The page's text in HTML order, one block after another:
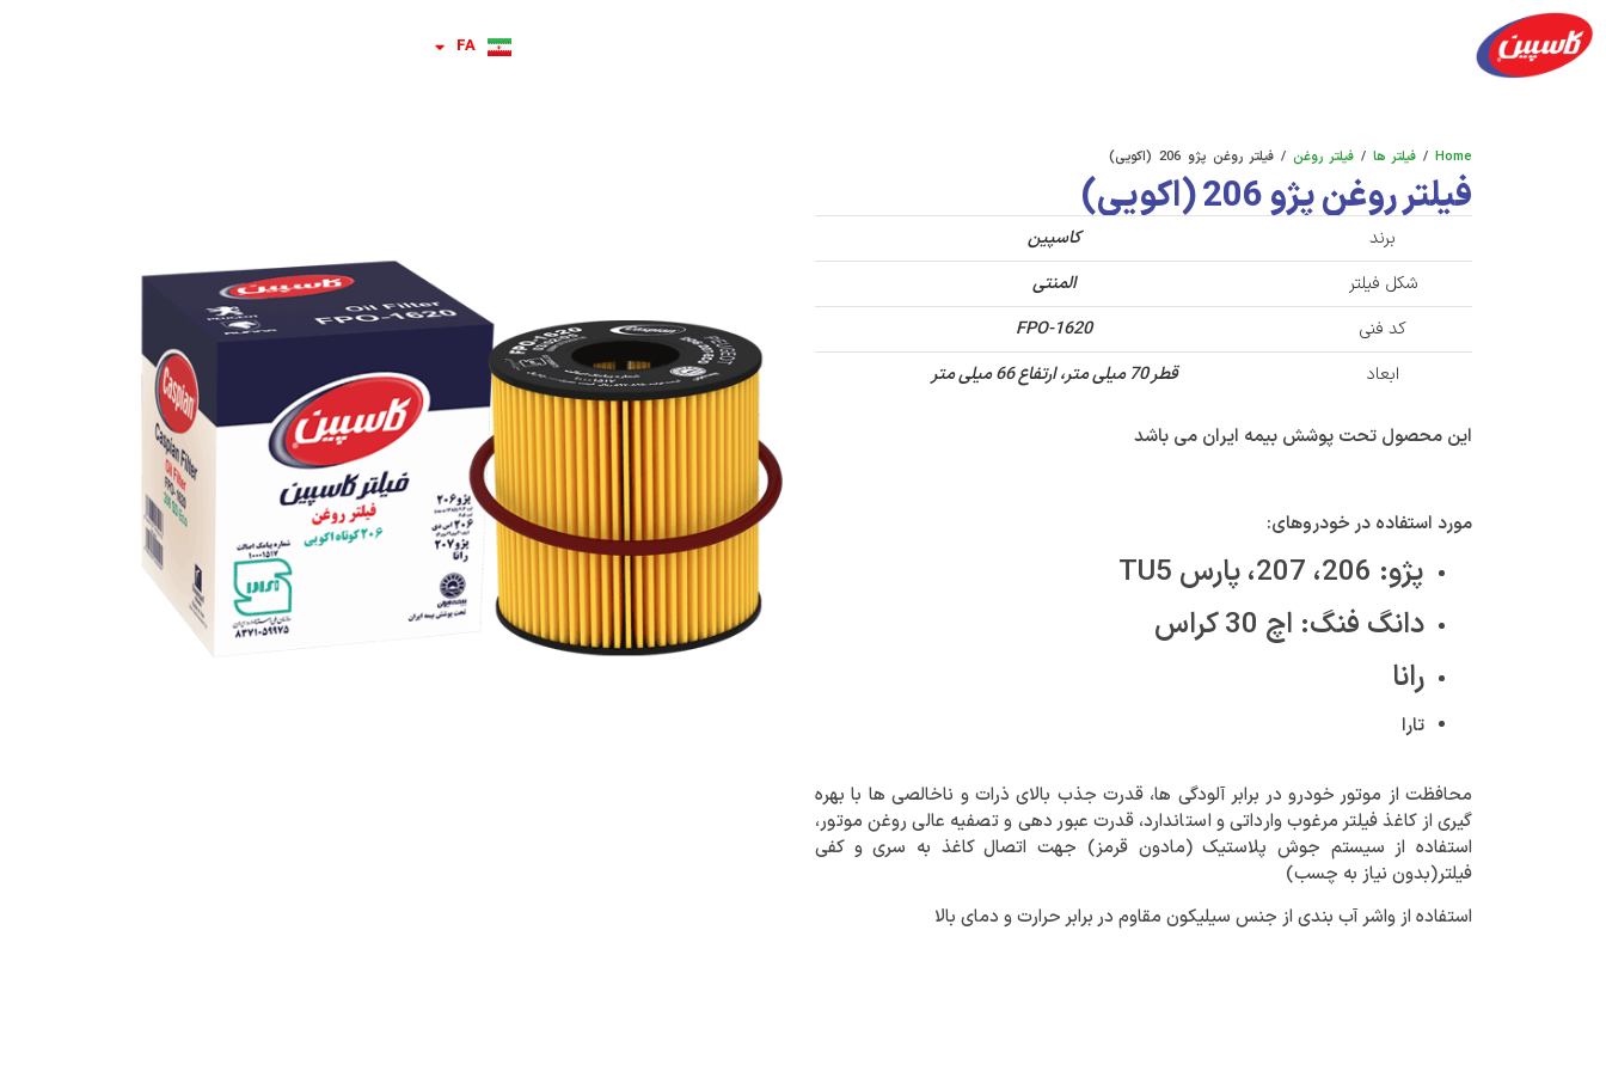
FA
RU
Home
/ فیلتر ها / فیلتر روغن / فیلتر روغن پژو 206 (اکویی)
فیلتر روغن پژو 206 (اکویی)
برند
کاسپین
شکل فیلتر
المنتی
کد فنی
FPO-1620
ابعاد
قطر 70 میلی متر، ارتفاع 66 میلی متر
این محصول تحت پوشش بیمه ایران می باشد
مورد استفاده در خودروهای:
پژو: 206، 207، پارس TU5
دانگ فنگ: اچ 30 کراس
رانا
تارا
محافظت از موتور خودرو در برابر آلودگی ها، قدرت جذب بالای ذرات و ناخالصی ها با بهره
گیری از کاغذ فیلتر مرغوب وارداتی و استاندارد، قدرت عبور دهی و تصفیه عالی روغن موتور،
استفاده از سیستم جوش پلاستیک (مادون قرمز) جهت اتصال کاغذ به سری و کفی
فیلتر(بدون نیاز به چسب)
استفاده از واشر آب بندی از جنس سیلیکون مقاوم در برابر حرارت و دمای بالا